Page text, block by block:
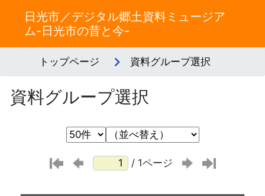
日光市／デジタル郷土資料ミュージア
ム-日光市の昔と今-
トップページ 資料グループ選択
資料グループ選択
/ 1ページ